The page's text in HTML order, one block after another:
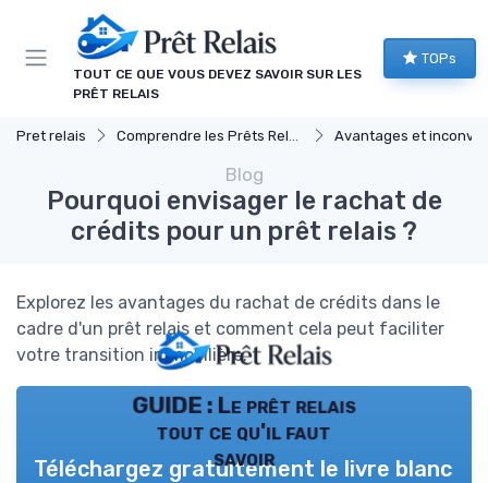
TOUT CE QUE VOUS DEVEZ SAVOIR SUR LES
PRÊT RELAIS
TOPs
Pret relais Comprendre les Prêts Relais Avantages et
Blog
Pourquoi envisager le rachat de
crédits pour un prêt relais ?
Explorez les avantages du rachat de crédits dans le
cadre d'un prêt relais et comment cela peut faciliter
votre transition immobilière.
GUIDE : Le prêt relais
tout ce qu'il faut
savoir
Téléchargez gratuitement le livre blanc
Panneau de gestion des cookies